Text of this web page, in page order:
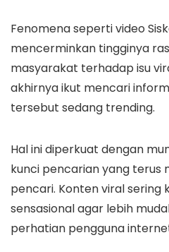
Fenomena seperti video
mencerminkan tingginya
masyarakat terhadap isu
akhirnya ikut mencari
tersebut sedang trending.
Hal ini diperkuat dengan
kunci pencarian yang terus
pencari. Konten viral sering
sensasional agar lebih
perhatian pengguna